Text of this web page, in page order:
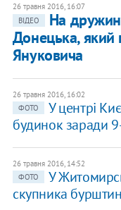
26 травня 2016, 16:07
ВІДЕО
На
Донецька, який
Януковича
26 травня 2016, 16:02
ФОТО
У центрі
будинок заради
26 травня 2016, 14:52
ФОТО
У
скупника